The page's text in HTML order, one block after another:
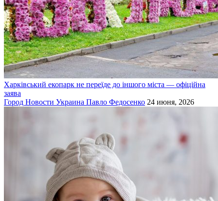
Харківський екопарк не переїде до іншого міста — офіційна
заява
Город Новости Украина Павло Федосенко 24 июня, 2026